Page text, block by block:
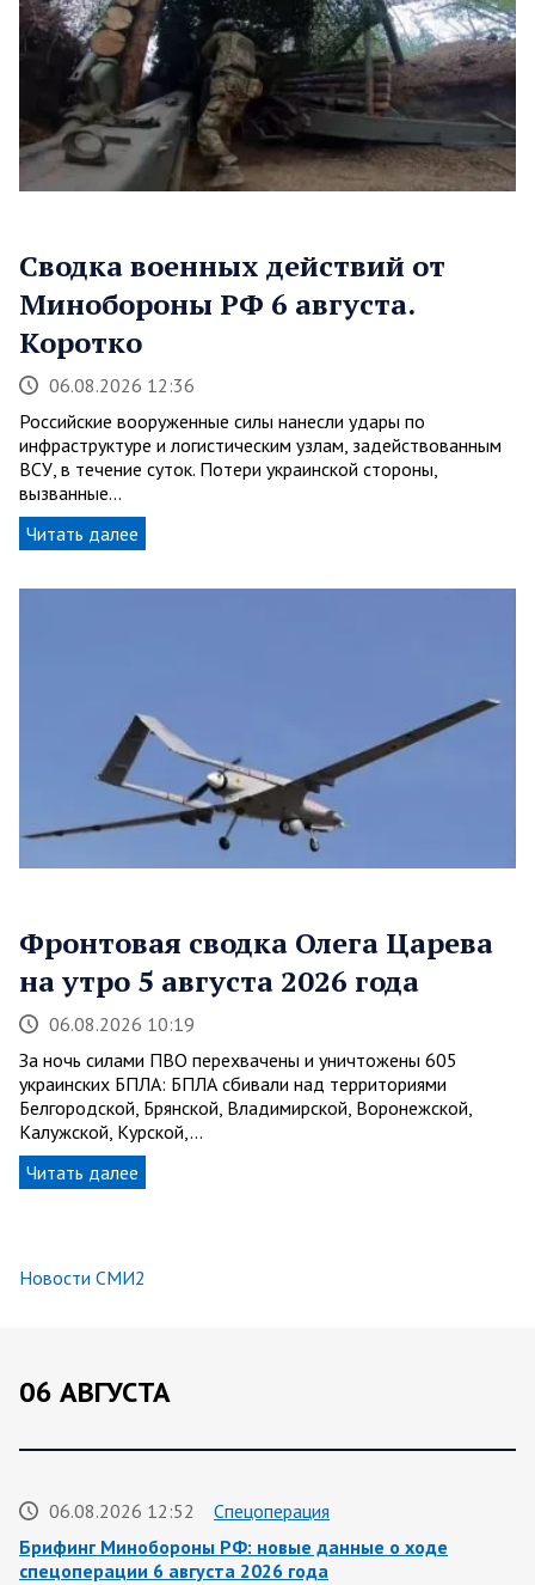
Сводка военных действий от
Минобороны РФ 6 августа.
Коротко
06.08.2026 12:36
Российские вооруженные силы нанесли удары по
инфраструктуре и логистическим узлам, задействованным
ВСУ, в течение суток. Потери украинской стороны,
вызванные…
Читать далее
Фронтовая сводка Олега Царева
на утро 5 августа 2026 года
06.08.2026 10:19
За ночь силами ПВО перехвачены и уничтожены 605
украинских БПЛА: БПЛА сбивали над территориями
Белгородской, Брянской, Владимирской, Воронежской,
Калужской, Курской,…
Читать далее
Новости СМИ2
06 АВГУСТА
06.08.2026 12:52
Спецоперация
Брифинг Минобороны РФ: новые данные о ходе
спецоперации 6 августа 2026 года